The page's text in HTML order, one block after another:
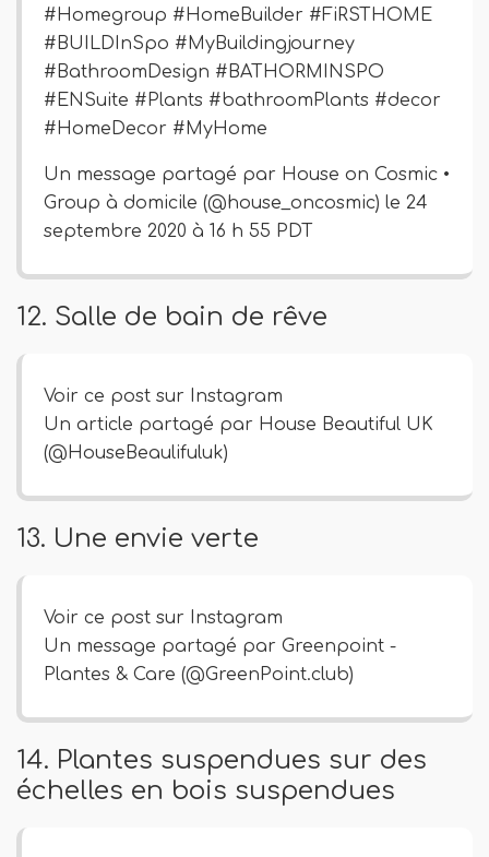
#Homegroup #HomeBuilder #FiRSTHOME
#BUILDInSpo #MyBuildingjourney
#BathroomDesign #BATHORMINSPO
#ENSuite #Plants #bathroomPlants #decor
#HomeDecor #MyHome
Un message partagé par House on Cosmic •
Group à domicile (@house_oncosmic) le 24
septembre 2020 à 16 h 55 PDT
12. Salle de bain de rêve
Voir ce post sur Instagram
Un article partagé par House Beautiful UK
(@HouseBeaulifuluk)
13. Une envie verte
Voir ce post sur Instagram
Un message partagé par Greenpoint -
Plantes & Care (@GreenPoint.club)
14. Plantes suspendues sur des
échelles en bois suspendues